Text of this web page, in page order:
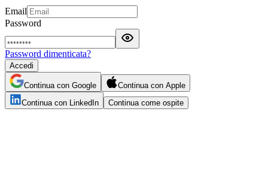
Email
Password
Password dimenticata?
Accedi
Continua con Google
Continua con Apple
Continua con LinkedIn
Continua come ospite